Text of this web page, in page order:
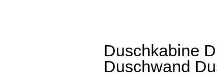
Duschkabine
Duschwand